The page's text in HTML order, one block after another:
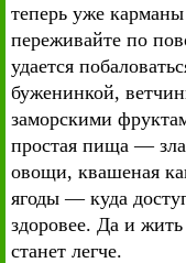
теперь уже
переживайте по
удается
буженинкой,
заморскими
простая пища —
овощи, квашеная
ягоды — куда
здоровее. Да и жить
станет легче.